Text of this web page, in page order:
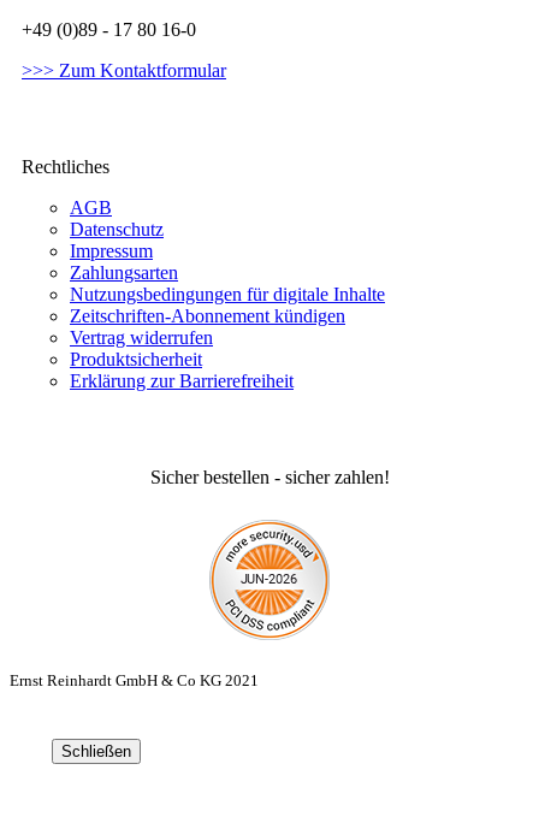
+49 (0)89 - 17 80 16-0
>>> Zum Kontaktformular
Rechtliches
AGB
Datenschutz
Impressum
Zahlungsarten
Nutzungsbedingungen für digitale Inhalte
Zeitschriften-Abonnement kündigen
Vertrag widerrufen
Produktsicherheit
Erklärung zur Barrierefreiheit
Sicher bestellen - sicher zahlen!
Ernst Reinhardt GmbH & Co KG 2021
Schließen